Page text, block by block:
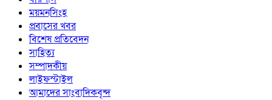
ময়মনসিংহ
প্রবাসের খবর
বিশেষ প্রতিবেদন
সাহিত্য
সম্পাদকীয়
লাইফস্টাইল
আমাদের সাংবাদিকবৃন্দ